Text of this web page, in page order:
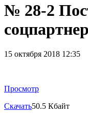
№ 28-2
15 октября 2018 12:35
Просмотр
Скачать50.5 Кбайт